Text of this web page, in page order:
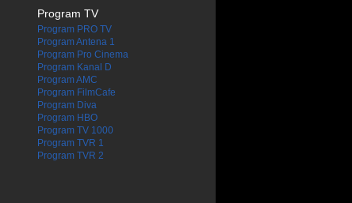
Program TV
Program PRO TV
Program Antena 1
Program Pro Cinema
Program Kanal D
Program AMC
Program FilmCafe
Program Diva
Program HBO
Program TV 1000
Program TVR 1
Program TVR 2